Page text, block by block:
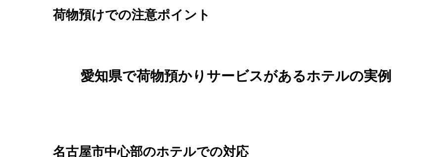
荷物預けでの注意ポイント
愛知県で荷物預かりサービスがあるホテルの実例
名古屋市中心部のホテルでの対応